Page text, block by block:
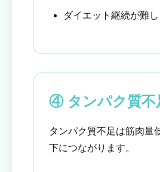
ダイエット継続が難
④ タンパク質不
タンパク質不足は筋肉量
下につながります。